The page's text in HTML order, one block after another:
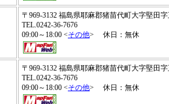
〒969-3132 福島県耶麻郡猪苗代町大字堅田
TEL.0242-36-7676
09:00～18:00 <その他> 休日：無休
〒969-3132 福島県耶麻郡猪苗代町大字堅田
TEL.0242-36-7676
09:00～18:00 <その他> 休日：無休